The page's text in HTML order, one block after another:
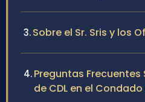
Sobre el Sr. Sris y los
Preguntas Frecuentes
de CDL en el